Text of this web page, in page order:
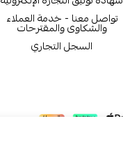
تواصل معنا - خدمة العملاء
والشكاوى والمقترحات
السجل التجاري